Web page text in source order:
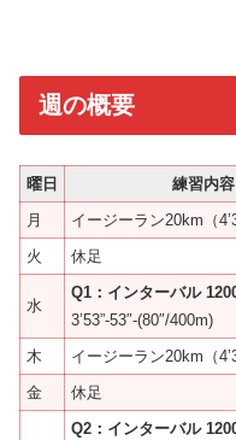
週の概要
曜日
練習内容
月
イージーラン20km（
火
休足
水
Q1：インターバル
3’53”-53″-(80″/400m)
木
イージーラン20km（
金
休足
Q2：インターバル